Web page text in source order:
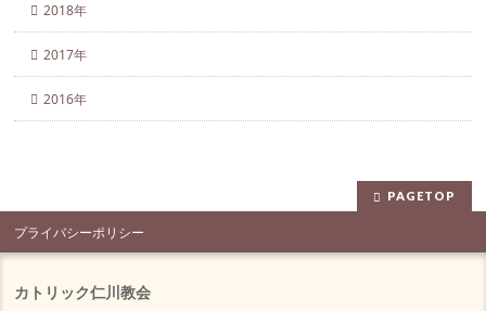
2018年
2017年
2016年
PAGETOP
プライバシーポリシー
カトリック仁川教会